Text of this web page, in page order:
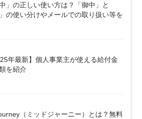
中」の正しい使い方は？「御中」と
」の使い分けやメールでの取り扱い等を
年最新】個人事業主が使える給付金
を紹介
（ミッドジャーニー）とは？無料